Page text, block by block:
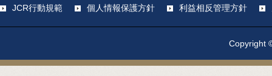
JCR行動規範 個人情報保護方針 利益相反管理方針
Copyright